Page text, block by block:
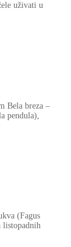
uživati u
Bela breza –
pendula),
(Fagus
listopadnih